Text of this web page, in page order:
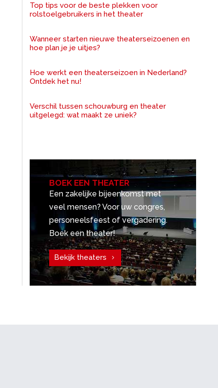
Top tips voor de beste plekken voor
rolstoelgebruikers in het theater
Wanneer starten nieuwe theaterseizoenen en
hoe plan je je uitjes?
Hoe werkt een theaterseizoen in Nederland?
Ontdek het nu!
Verschil tussen schouwburg en theater
uitgelegd: wat maakt ze uniek?
BOEK EEN THEATER
Een zakelijke bijeenkomst met
veel mensen? Voor uw congres,
personeelsfeest of vergadering.
Boek een theater!
Bekijk theaters